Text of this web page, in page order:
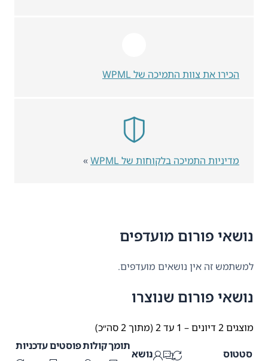
נושאי פורום מועדפים
למשתמש זה אין נושאים מועדפים.
נושאי פורום שנוצרו
מוצגים 2 דיונים – 1 עד 2 (מתוך 2 סה״כ)
סטטוס
נושא
תומךקולותפוסטיםעדכניות
הכירו את צוות התמיכה של WPML
מדיניות התמיכה בלקוחות של WPML »